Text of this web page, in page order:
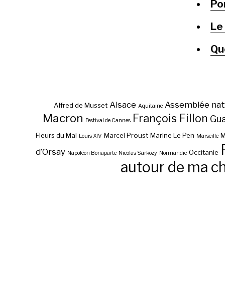
Alfred de Musset Alsace Aquitaine Assemblée
Macron Festival de Cannes François Fillon
Fleurs du Mal Louis XIV Marcel Proust Marine Le Pen Marseille
d’Orsay Napoléon Bonaparte Nicolas Sarkozy Normandie Occitanie
autour de ma